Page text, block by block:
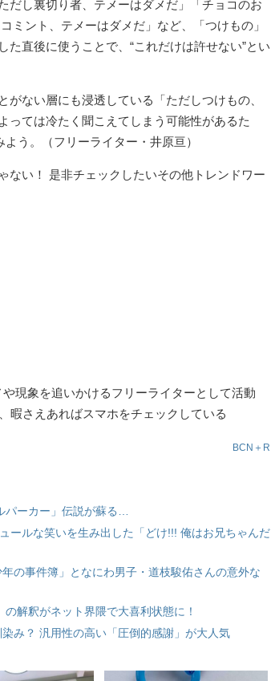
だし裏切り者、テメーはダメだ」「チョコのお
ミント、テメーはダメだ」など、「つけもの」
直後に使うことで、“これだけは許せない”とい
ない層にも浸透している「ただしつけもの、
っては冷たく聞こえてしまう可能性があるた
う。（フリーライター・井原亘）
ない！ 是非チェックしたいその他トレンドワー
現象を追いかけるフリーライターとして活動
暇さえあればスマホをチェックしている
BCN＋R
ーカー」伝説が蘇る…
ールな笑いを生み出した「どけ!!! 俺はお兄ちゃんだ
の事件簿」となにわ男子・道枝駿佑さんの意外な
解釈がネット界隈で大喜利状態に！
み？ 汎用性の高い「圧倒的感謝」が大人気